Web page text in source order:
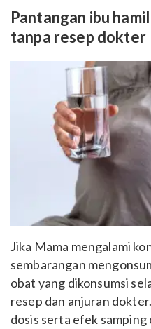
Pantangan ibu
tanpa resep dokter
Jika Mama mengalami
sembarangan
obat yang dikonsumsi
resep dan anjuran
dosis serta efek